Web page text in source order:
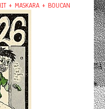
+ MASKARA + BOUCAN